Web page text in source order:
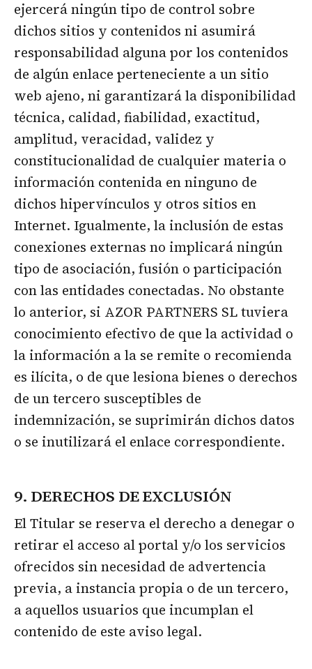
ejercerá ningún tipo de control sobre
dichos sitios y contenidos ni asumirá
responsabilidad alguna por los contenidos
de algún enlace perteneciente a un sitio
web ajeno, ni garantizará la disponibilidad
técnica, calidad, fiabilidad, exactitud,
amplitud, veracidad, validez y
constitucionalidad de cualquier materia o
información contenida en ninguno de
dichos hipervínculos y otros sitios en
Internet. Igualmente, la inclusión de estas
conexiones externas no implicará ningún
tipo de asociación, fusión o participación
con las entidades conectadas. No obstante
lo anterior, si AZOR PARTNERS SL tuviera
conocimiento efectivo de que la actividad o
la información a la se remite o recomienda
es ilícita, o de que lesiona bienes o derechos
de un tercero susceptibles de
indemnización, se suprimirán dichos datos
o se inutilizará el enlace correspondiente.
9. DERECHOS DE EXCLUSIÓN
El Titular se reserva el derecho a denegar o
retirar el acceso al portal y/o los servicios
ofrecidos sin necesidad de advertencia
previa, a instancia propia o de un tercero,
a aquellos usuarios que incumplan el
contenido de este aviso legal.